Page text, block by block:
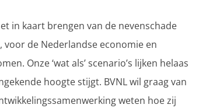
in kaart brengen van de nevenschade
voor de Nederlandse economie en
Onze ‘wat als’ scenario’s lijken helaas
hoogte stijgt. BVNL wil graag van
weten hoe zij